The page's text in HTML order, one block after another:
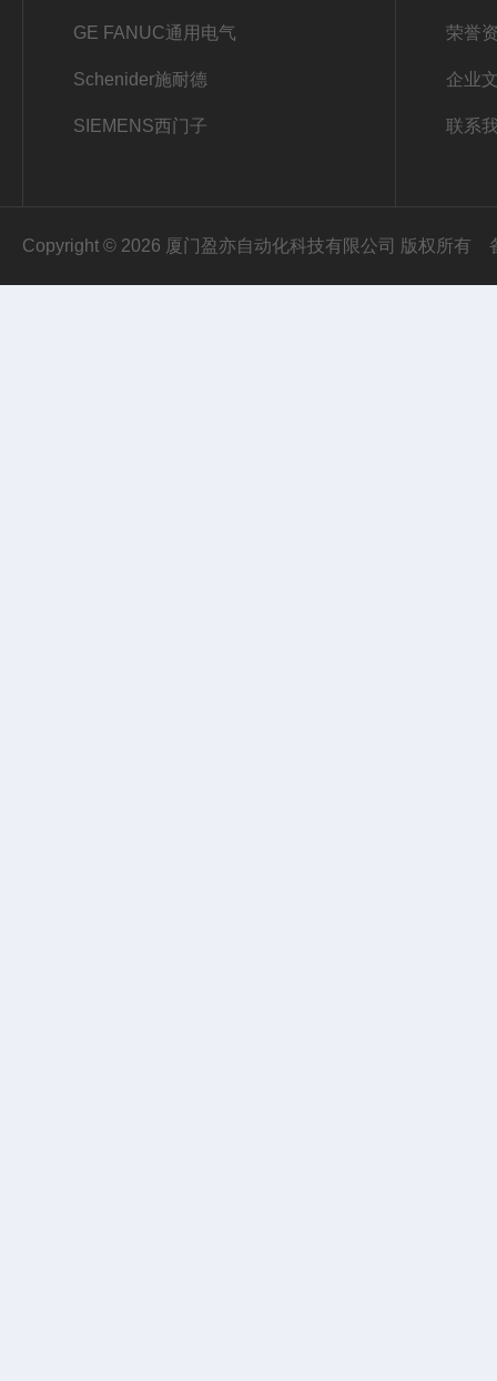
GE FANUC通用电气
Schenider施耐德
SIEMENS西门子
荣誉
企业
联系
Copyright © 2026 厦门盈亦自动化科技有限公司 版权所有